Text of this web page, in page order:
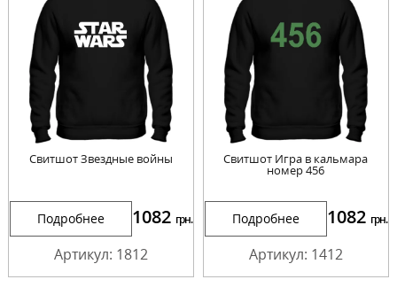
Свитшот Звездные войны
Подробнее 1082 грн.
Артикул: 1812
Свитшот Игра в кальмара
номер 456
Подробнее 1082 грн.
Артикул: 1412